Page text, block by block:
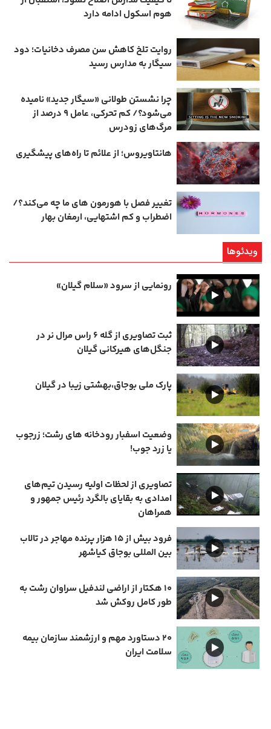
هوم ‌اسکول ادامه دارد
روایت تلخ کاهش سن مصرف دخانیات؛ دود
سیگار به مدارس رسید
چرا نشستن طولانی «سیگار جدید» نامیده
می‌شود؟/ کم‌ تحرکی، عامل ۹ درصد از
مرگ‌های زودرس
هانتاویروس؛ از علائم تا راه‌های پیشگیری
تغییر فصل با هورمون‌ های ما چه می‌کند؟/
اضطراب و کم‌ اشتهایی، ارمغان بهار
ویدئوها
رونمایی از سرود «سلام گیلان»
ثبت تصاویری از گله ۶ راس مرال نر در
جنگل‌های هیرکانی گیلان
پارک ملی بوجاق،بهشتی زیبا در گیلان
وضعیت اسفبار رودخانه های رشت؛ زرجوب
یا زرد جوب!
تصاویری از لحظات اولیه رسیدن تیم‌های
امدادی به بقایای بالگرد رئیس جمهور و
همراهان
فرود بیش از ۱۵ هزار پرنده مهاجر در تالاب
بین المللی بوجاق کیاشهر
۱۰ هکتار از اراضی لندفیل سراوان رشت به
طور کامل روکش شد
۲۰ دستاورد مهم و ارزشمند سازمان بیمه
سلامت ایران